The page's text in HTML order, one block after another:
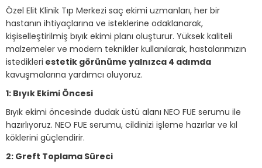
Özel Elit Klinik Tıp Merkezi saç ekimi uzmanları, her bir
hastanın ihtiyaçlarına ve isteklerine odaklanarak,
kişiselleştirilmiş bıyık ekimi planı oluşturur. Yüksek kaliteli
malzemeler ve modern teknikler kullanılarak, hastalarımızın
istedikleri estetik görünüme yalnızca 4 adımda
kavuşmalarına yardımcı oluyoruz.
1: Bıyık Ekimi Öncesi
Bıyık ekimi öncesinde dudak üstü alanı NEO FUE serumu ile
hazırlıyoruz. NEO FUE serumu, cildinizi işleme hazırlar ve kıl
köklerini güçlendirir.
2: Greft Toplama Süreci